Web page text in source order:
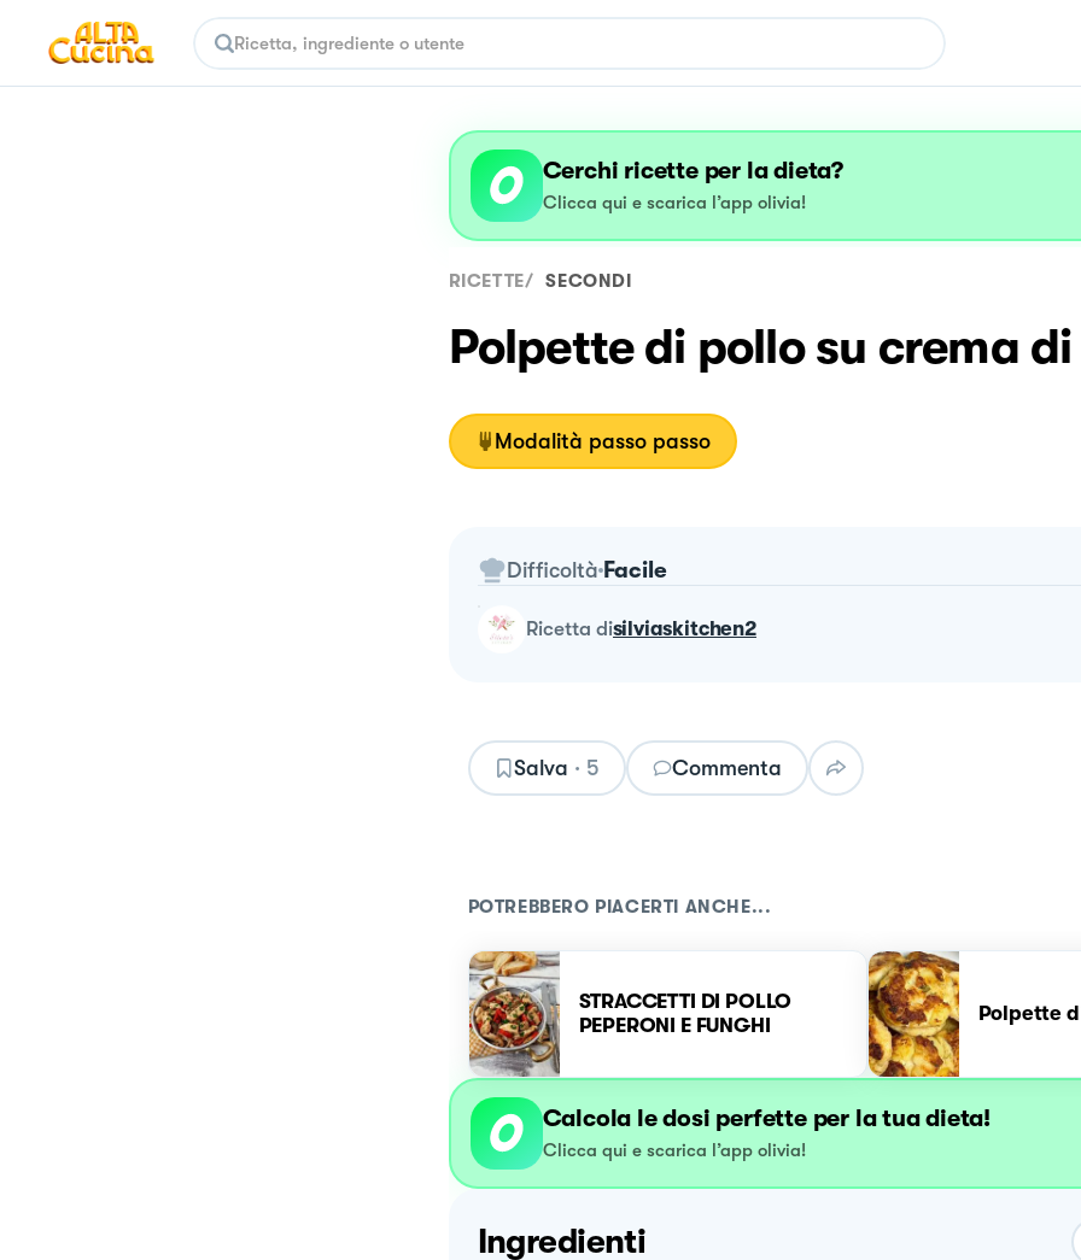
Cerchi ricette per la dieta?
Clicca qui e scarica l’app olivia!
RICETTE/ SECONDI
Polpette di pollo su crema
Modalità passo passo
Difficoltà Facile
ricetta disilviaskitchen2
Salva · 5 Commenta
POTREBBERO PIACERTI ANCHE...
STRACCETTI DI POLLO
PEPERONI E FUNGHI
Polpette
Calcola le dosi perfette per la tua dieta!
Clicca qui e scarica l’app olivia!
Ingredienti